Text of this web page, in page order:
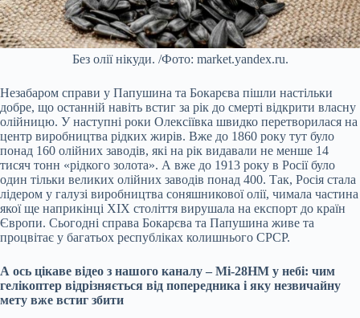
Без олії нікуди. /Фото: market.yandex.ru.
Незабаром справи у Папушина та Бокарєва пішли настільки
добре, що останній навіть встиг за рік до смерті відкрити власну
олійницю. У наступні роки Олексіївка швидко перетворилася на
центр виробництва рідких жирів. Вже до 1860 року тут було
понад 160 олійних заводів, які на рік видавали не менше 14
тисяч тонн «рідкого золота». А вже до 1913 року в Росії було
один тільки великих олійних заводів понад 400. Так, Росія стала
лідером у галузі виробництва соняшникової олії, чимала частина
якої ще наприкінці XIX століття вирушала на експорт до країн
Європи. Сьогодні справа Бокарєва та Папушина живе та
процвітає у багатьох республіках колишнього СРСР.
А ось цікаве відео з нашого каналу – Мі-28НМ у небі: чим
гелікоптер відрізняється від попередника і яку незвичайну
мету вже встиг збити